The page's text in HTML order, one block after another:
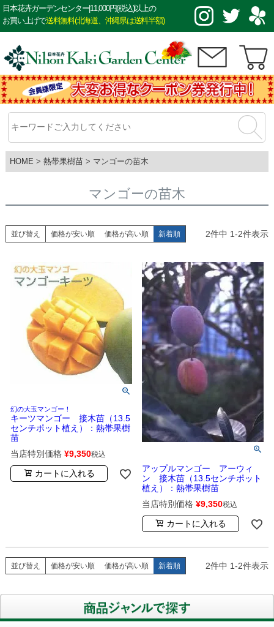
日本花卉ガーデンセンター|11,000円(税込)以上の
お買い上げで送料無料(北海道、沖縄県は送料半額)
HOME 熱帯果樹苗 マンゴーの苗木
マンゴーの苗木
並び替え 価格が安い順 価格が高い順 新着順 2件中 1-2件表示
幻の大玉マンゴー！
キーツマンゴー 接木苗（13.5
センチポット植え）：熱帯果樹
苗
当店特別価格 ¥9,350税込
カートに入れる
アップルマンゴー アーウィ
ン 接木苗（13.5センチポット
植え）：熱帯果樹苗
当店特別価格 ¥9,350税込
カートに入れる
並び替え 価格が安い順 価格が高い順 新着順 2件中 1-2件表示